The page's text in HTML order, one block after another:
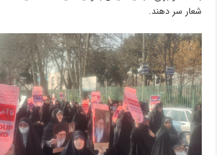
شعار سر دهند.